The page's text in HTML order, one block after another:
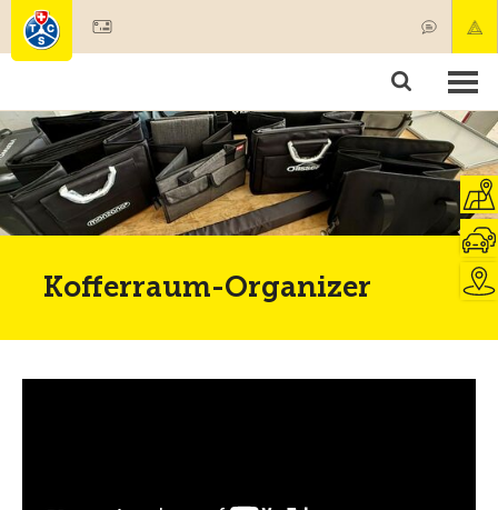
Mitgliedschaft & Leistungen
Test, Sicherheit & Gesundheit
Kofferraum-Organizer